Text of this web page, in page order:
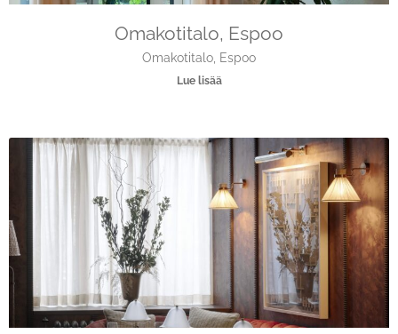
Omakotitalo, Espoo
Omakotitalo, Espoo
Lue lisää